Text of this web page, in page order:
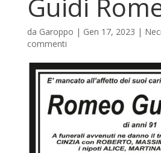
Guidi
da Garoppo | Gen 17, 2023 |
commenti